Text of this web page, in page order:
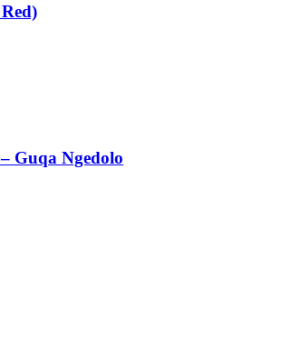
Guqa Ngedolo